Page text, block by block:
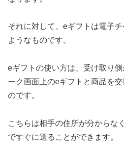
それに対して、eギフトは電子
ようなものです。
eギフトの使い方は、受け取り
ーク画面上のeギフトと商品を
のです。
こちらは相手の住所が分からな
ですぐに送ることができます。